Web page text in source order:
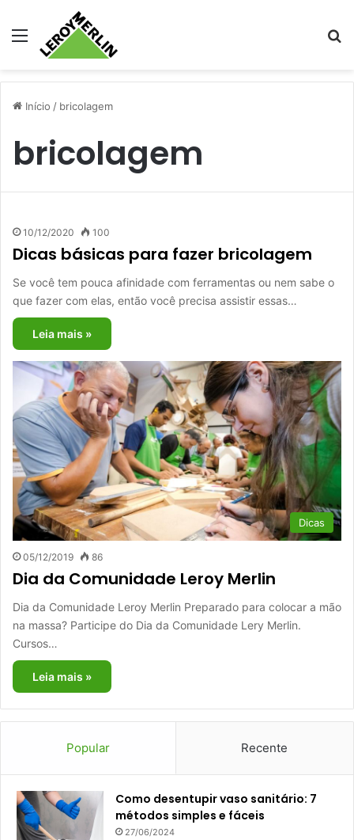
Menu
Início / bricolagem
bricolagem
10/12/2020 100
Dicas básicas para fazer bricolagem
Se você tem pouca afinidade com ferramentas ou nem sabe o
que fazer com elas, então você precisa assistir essas…
Leia mais »
Dicas
05/12/2019 86
Dia da Comunidade Leroy Merlin
Dia da Comunidade Leroy Merlin Preparado para colocar a mão
na massa? Participe do Dia da Comunidade Lery Merlin.
Cursos…
Leia mais »
Popular Recente
Como desentupir vaso sanitário: 7
métodos simples e fáceis
27/06/2024